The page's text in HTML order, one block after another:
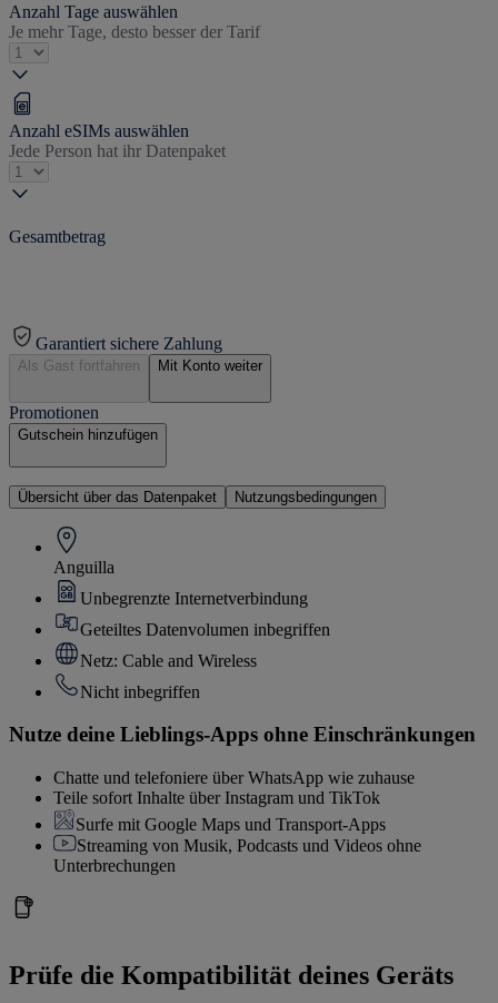
Anzahl Tage auswählen
Je mehr Tage, desto besser der Tarif
Anzahl eSIMs auswählen
Jede Person hat ihr Datenpaket
Gesamtbetrag
Garantiert sichere Zahlung
Als Gast fortfahren Mit Konto weiter
Promotionen
Gutschein hinzufügen
Übersicht über das Datenpaket Nutzungsbedingungen
Anguilla
Unbegrenzte Internetverbindung
Geteiltes Datenvolumen inbegriffen
Netz: Cable and Wireless
Nicht inbegriffen
Nutze deine Lieblings-Apps ohne Einschränkungen
Chatte und telefoniere über WhatsApp wie zuhause
Teile sofort Inhalte über Instagram und TikTok
Surfe mit Google Maps und Transport-Apps
Streaming von Musik, Podcasts und Videos ohne
Unterbrechungen
Prüfe die Kompatibilität deines Geräts